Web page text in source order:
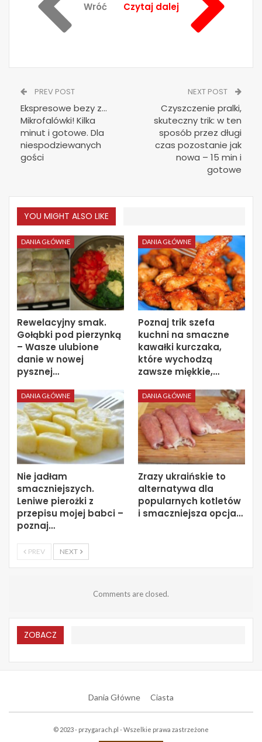
Wróć Czytaj dalej
PREV POST
Ekspresowe bezy z…
Mikrofalówki! Kilka
minut i gotowe. Dla
niespodziewanych
gości
NEXT POST
Czyszczenie pralki,
skuteczny trik: w ten
sposób przez długi
czas pozostanie jak
nowa – 15 min i
gotowe
YOU MIGHT ALSO LIKE
DANIA GŁÓWNE
Rewelacyjny smak.
Gołąbki pod pierzynką
– Wasze ulubione
danie w nowej
pysznej…
DANIA GŁÓWNE
Poznaj trik szefa
kuchni na smaczne
kawałki kurczaka,
które wychodzą
zawsze miękkie,…
DANIA GŁÓWNE
Nie jadłam
smaczniejszych.
Leniwe pierożki z
przepisu mojej babci –
poznaj…
DANIA GŁÓWNE
Zrazy ukraińskie to
alternatywa dla
popularnych kotletów
i smaczniejsza opcja…
PREV NEXT
Comments are closed.
ZOBACZ
Dania Główne Ciasta
© 2023 - przygarach.pl - Wszelkie prawa zastrzeżone